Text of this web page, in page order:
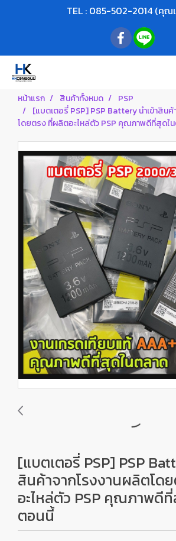
TEL : 085-502-2014 (คุณ
หน้าแรก สินค้าทั้งหมด
PSP
[แบตเตอรี่ PSP] PSP Battery นำเข้าสิน
โดยตรง ที่ผลิตอะไหล่ตัว PSP คุณภาพดีที่สุดใ
[แบตเตอรี่ PSP] PSP
สินค้าจากโรงงานผลิตโด
อะไหล่ตัว PSP คุณภาพดี
ตอนนี้